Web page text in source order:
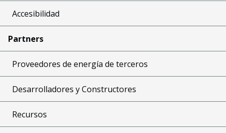
Accesibilidad
Partners
Proveedores de energía de terceros
Desarrolladores y Constructores
Recursos